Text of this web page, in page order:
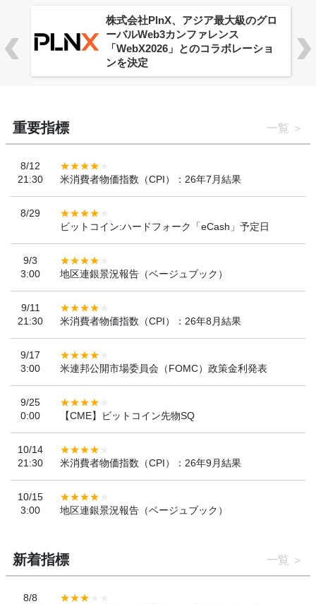
株式会社PlnX、アジア最大級のグロ
ーバルWeb3カンファレンス
「WebX2026」とのコラボレーショ
ンを決定
重要指標 一覧
8/12
21:30
米消費者物価指数（CPI）：26年7月結果
8/29
ビットコイン:ハードフォーク「eCash」予定日
9/3
3:00
地区連銀景況報告（ベージュブック）
9/11
21:30
米消費者物価指数（CPI）：26年8月結果
9/17
3:00
米連邦公開市場委員会（FOMC）政策金利発表
9/25
0:00
【CME】ビットコイン先物SQ
10/14
21:30
米消費者物価指数（CPI）：26年9月結果
10/15
3:00
地区連銀景況報告（ベージュブック）
新着指標 一覧
8/8